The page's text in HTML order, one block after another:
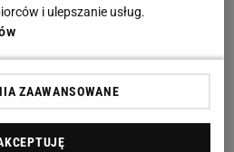
próbnej w Wiśle.
przypomniał
fajny. Treningowe
treningowe. W
i ulepszanie usług.
ZAAWANSOWANE